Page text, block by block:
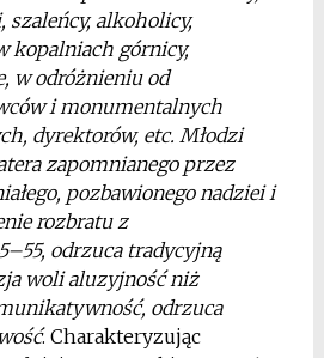
szaleńcy, alkoholicy,
kopalniach górnicy,
w odróżnieniu od
i monumentalnych
dyrektorów, etc. Młodzi
zapomnianego przez
pozbawionego nadziei i
rozbratu z
odrzuca tradycyjną
woli aluzyjność niż
odrzuca
. Charakteryzując